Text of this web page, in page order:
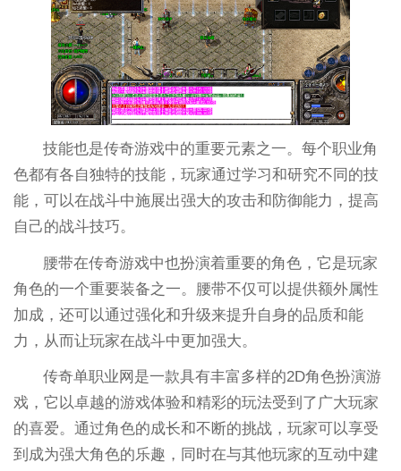
技能也是传奇游戏中的重要元素之一。每个职业角
色都有各自独特的技能，玩家通过学习和研究不同的技
能，可以在战斗中施展出强大的攻击和防御能力，提高
自己的战斗技巧。
腰带在传奇游戏中也扮演着重要的角色，它是玩家
角色的一个重要装备之一。腰带不仅可以提供额外属性
加成，还可以通过强化和升级来提升自身的品质和能
力，从而让玩家在战斗中更加强大。
传奇单职业网是一款具有丰富多样的2D角色扮演游
戏，它以卓越的游戏体验和精彩的玩法受到了广大玩家
的喜爱。通过角色的成长和不断的挑战，玩家可以享受
到成为强大角色的乐趣，同时在与其他玩家的互动中建